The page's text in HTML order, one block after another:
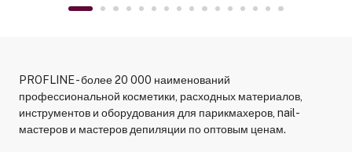
PROFLINE - более 20 000 наименований
профессиональной косметики, расходных материалов,
инструментов и оборудования для парикмахеров, nail-
мастеров и мастеров депиляции по оптовым ценам.